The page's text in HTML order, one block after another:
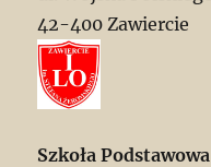
42-400 Zawiercie
Szkoła